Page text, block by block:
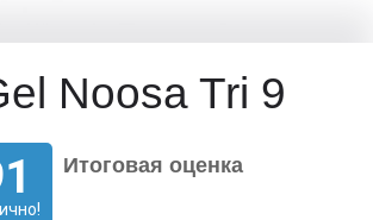
Noosa Tri 9
Итоговая оценка